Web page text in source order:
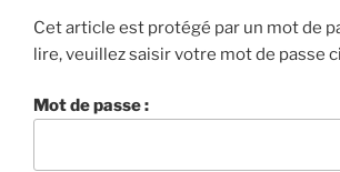
Cet article est protégé par un mot de
lire, veuillez saisir votre mot de passe
Mot de passe :